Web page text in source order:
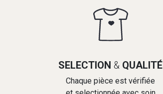
SELECTION & QUALITÉ
Chaque pièce est vérifiée